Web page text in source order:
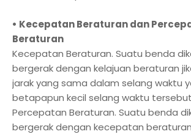
• Kecepatan Beraturan dan
Beraturan
Kecepatan Beraturan. Suatu benda
bergerak dengan kelajuan beraturan
jarak yang sama dalam selang waktu
betapapun kecil selang waktu
Percepatan Beraturan. Suatu benda
bergerak dengan kecepatan